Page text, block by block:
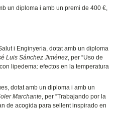
un diploma i amb un premi de 400 €,
i Enginyeria, dotat amb un diploma
Luis Sánchez Jiménez , per “Uso de
lipedema: efectos en la temperatura
dotat amb un diploma i amb un
Marchante , per “Trabajando por la
de acogida para sellent inspirado en